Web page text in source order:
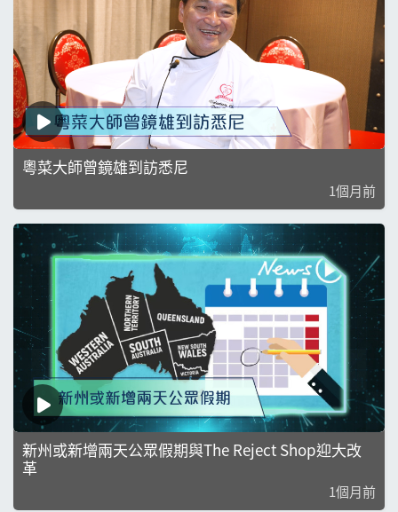
粵菜大師曾鏡雄到訪悉尼
1個月前
新州或新增兩天公眾假期與The Reject Shop迎大改
革
1個月前